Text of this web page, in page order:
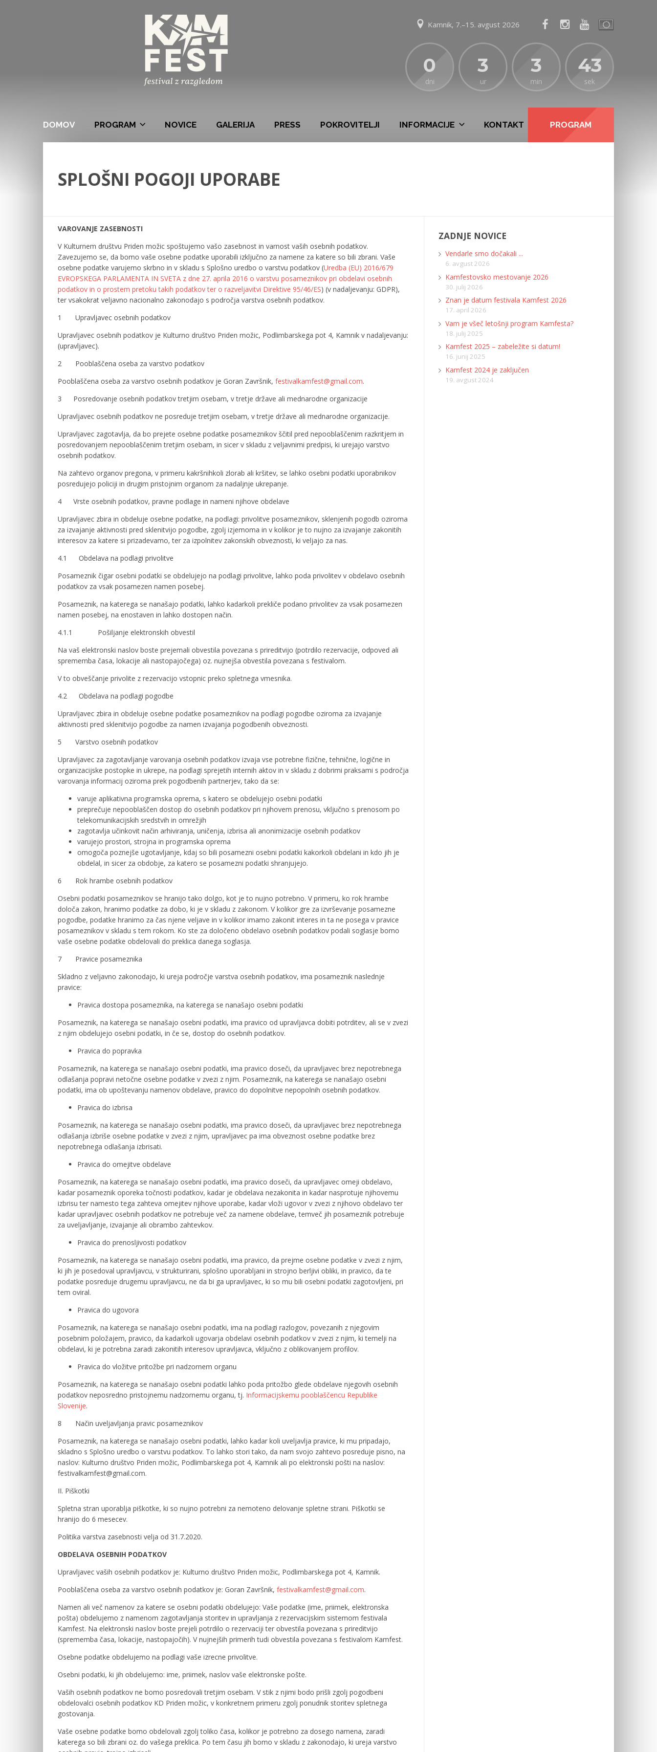
Kamnik, 7.–15. avgust 2026
0
dni
3
ur
3
min
42
sek
PROGRAM
DOMOV PROGRAM NOVICE GALERIJA PRESS POKROVITELJI INFORMACIJE KONTAKT
SPLOŠNI POGOJI UPORABE
VAROVANJE ZASEBNOSTI
V Kulturnem društvu Priden možic spoštujemo vašo zasebnost in varnost vaših osebnih podatkov.
Zavezujemo se, da bomo vaše osebne podatke uporabili izključno za namene za katere so bili zbrani. Vaše
osebne podatke varujemo skrbno in v skladu s Splošno uredbo o varstvu podatkov (Uredba (EU) 2016/679
EVROPSKEGA PARLAMENTA IN SVETA z dne 27. aprila 2016 o varstvu posameznikov pri obdelavi osebnih
podatkov in o prostem pretoku takih podatkov ter o razveljavitvi Direktive 95/46/ES) (v nadaljevanju: GDPR),
ter vsakokrat veljavno nacionalno zakonodajo s področja varstva osebnih podatkov.
1 Upravljavec osebnih podatkov
Upravljavec osebnih podatkov je Kulturno društvo Priden možic, Podlimbarskega pot 4, Kamnik v nadaljevanju:
(upravljavec).
2 Pooblaščena oseba za varstvo podatkov
Pooblaščena oseba za varstvo osebnih podatkov je Goran Završnik, festivalkamfest@gmail.com.
3 Posredovanje osebnih podatkov tretjim osebam, v tretje države ali mednarodne organizacije
Upravljavec osebnih podatkov ne posreduje tretjim osebam, v tretje države ali mednarodne organizacije.
Upravljavec zagotavlja, da bo prejete osebne podatke posameznikov ščitil pred nepooblaščenim razkritjem in
posredovanjem nepooblaščenim tretjim osebam, in sicer v skladu z veljavnimi predpisi, ki urejajo varstvo
osebnih podatkov.
Na zahtevo organov pregona, v primeru kakršnihkoli zlorab ali kršitev, se lahko osebni podatki uporabnikov
posredujejo policiji in drugim pristojnim organom za nadaljnje ukrepanje.
4 Vrste osebnih podatkov, pravne podlage in nameni njihove obdelave
Upravljavec zbira in obdeluje osebne podatke, na podlagi: privolitve posameznikov, sklenjenih pogodb oziroma
za izvajanje aktivnosti pred sklenitvijo pogodbe, zgolj izjemoma in v kolikor je to nujno za izvajanje zakonitih
interesov za katere si prizadevamo, ter za izpolnitev zakonskih obveznosti, ki veljajo za nas.
4.1 Obdelava na podlagi privolitve
Posameznik čigar osebni podatki se obdelujejo na podlagi privolitve, lahko poda privolitev v obdelavo osebnih
podatkov za vsak posamezen namen posebej.
Posameznik, na katerega se nanašajo podatki, lahko kadarkoli prekliče podano privolitev za vsak posamezen
namen posebej, na enostaven in lahko dostopen način.
4.1.1 Pošiljanje elektronskih obvestil
Na vaš elektronski naslov boste prejemali obvestila povezana s prireditvijo (potrdilo rezervacije, odpoved ali
sprememba časa, lokacije ali nastopajočega) oz. nujnejša obvestila povezana s festivalom.
V to obveščanje privolite z rezervacijo vstopnic preko spletnega vmesnika.
4.2 Obdelava na podlagi pogodbe
Upravljavec zbira in obdeluje osebne podatke posameznikov na podlagi pogodbe oziroma za izvajanje
aktivnosti pred sklenitvijo pogodbe za namen izvajanja pogodbenih obveznosti.
5 Varstvo osebnih podatkov
Upravljavec za zagotavljanje varovanja osebnih podatkov izvaja vse potrebne fizične, tehnične, logične in
organizacijske postopke in ukrepe, na podlagi sprejetih internih aktov in v skladu z dobrimi praksami s področja
varovanja informacij oziroma prek pogodbenih partnerjev, tako da se:
varuje aplikativna programska oprema, s katero se obdelujejo osebni podatki
preprečuje nepooblaščen dostop do osebnih podatkov pri njihovem prenosu, vključno s prenosom po
telekomunikacijskih sredstvih in omrežjih
zagotavlja učinkovit način arhiviranja, uničenja, izbrisa ali anonimizacije osebnih podatkov
varujejo prostori, strojna in programska oprema
omogoča poznejše ugotavljanje, kdaj so bili posamezni osebni podatki kakorkoli obdelani in kdo jih je
obdelal, in sicer za obdobje, za katero se posamezni podatki shranjujejo.
6 Rok hrambe osebnih podatkov
Osebni podatki posameznikov se hranijo tako dolgo, kot je to nujno potrebno. V primeru, ko rok hrambe
določa zakon, hranimo podatke za dobo, ki je v skladu z zakonom. V kolikor gre za izvrševanje posamezne
pogodbe, podatke hranimo za čas njene veljave in v kolikor imamo zakonit interes in ta ne posega v pravice
posameznikov v skladu s tem rokom. Ko ste za določeno obdelavo osebnih podatkov podali soglasje bomo
vaše osebne podatke obdelovali do preklica danega soglasja.
7 Pravice posameznika
Skladno z veljavno zakonodajo, ki ureja področje varstva osebnih podatkov, ima posameznik naslednje
pravice:
Pravica dostopa posameznika, na katerega se nanašajo osebni podatki
Posameznik, na katerega se nanašajo osebni podatki, ima pravico od upravljavca dobiti potrditev, ali se v zvezi
z njim obdelujejo osebni podatki, in če se, dostop do osebnih podatkov.
Pravica do popravka
Posameznik, na katerega se nanašajo osebni podatki, ima pravico doseči, da upravljavec brez nepotrebnega
odlašanja popravi netočne osebne podatke v zvezi z njim. Posameznik, na katerega se nanašajo osebni
podatki, ima ob upoštevanju namenov obdelave, pravico do dopolnitve nepopolnih osebnih podatkov.
Pravica do izbrisa
Posameznik, na katerega se nanašajo osebni podatki, ima pravico doseči, da upravljavec brez nepotrebnega
odlašanja izbriše osebne podatke v zvezi z njim, upravljavec pa ima obveznost osebne podatke brez
nepotrebnega odlašanja izbrisati.
Pravica do omejitve obdelave
Posameznik, na katerega se nanašajo osebni podatki, ima pravico doseči, da upravljavec omeji obdelavo,
kadar posameznik oporeka točnosti podatkov, kadar je obdelava nezakonita in kadar nasprotuje njihovemu
izbrisu ter namesto tega zahteva omejitev njihove uporabe, kadar vloži ugovor v zvezi z njihovo obdelavo ter
kadar upravljavec osebnih podatkov ne potrebuje več za namene obdelave, temveč jih posameznik potrebuje
za uveljavljanje, izvajanje ali obrambo zahtevkov.
Pravica do prenosljivosti podatkov
Posameznik, na katerega se nanašajo osebni podatki, ima pravico, da prejme osebne podatke v zvezi z njim,
ki jih je posedoval upravljavcu, v strukturirani, splošno uporabljani in strojno berljivi obliki, in pravico, da te
podatke posreduje drugemu upravljavcu, ne da bi ga upravljavec, ki so mu bili osebni podatki zagotovljeni, pri
tem oviral.
Pravica do ugovora
Posameznik, na katerega se nanašajo osebni podatki, ima na podlagi razlogov, povezanih z njegovim
posebnim položajem, pravico, da kadarkoli ugovarja obdelavi osebnih podatkov v zvezi z njim, ki temelji na
obdelavi, ki je potrebna zaradi zakonitih interesov upravljavca, vključno z oblikovanjem profilov.
Pravica do vložitve pritožbe pri nadzornem organu
Posameznik, na katerega se nanašajo osebni podatki lahko poda pritožbo glede obdelave njegovih osebnih
podatkov neposredno pristojnemu nadzornemu organu, tj. Informacijskemu pooblaščencu Republike
Slovenije.
8 Način uveljavljanja pravic posameznikov
Posameznik, na katerega se nanašajo osebni podatki, lahko kadar koli uveljavlja pravice, ki mu pripadajo,
skladno s Splošno uredbo o varstvu podatkov. To lahko stori tako, da nam svojo zahtevo posreduje pisno, na
naslov: Kulturno društvo Priden možic, Podlimbarskega pot 4, Kamnik ali po elektronski pošti na naslov:
festivalkamfest@gmail.com.
II. Piškotki
Spletna stran uporablja piškotke, ki so nujno potrebni za nemoteno delovanje spletne strani. Piškotki se
hranijo do 6 mesecev.
Politika varstva zasebnosti velja od 31.7.2020.
OBDELAVA OSEBNIH PODATKOV
Upravljavec vaših osebnih podatkov je: Kulturno društvo Priden možic, Podlimbarskega pot 4, Kamnik.
Pooblaščena oseba za varstvo osebnih podatkov je: Goran Završnik, festivalkamfest@gmail.com.
Namen ali več namenov za katere se osebni podatki obdelujejo: Vaše podatke (ime, priimek, elektronska
pošta) obdelujemo z namenom zagotavljanja storitev in upravljanja z rezervacijskim sistemom festivala
Kamfest. Na elektronski naslov boste prejeli potrdilo o rezervaciji ter obvestila povezana s prireditvijo
(sprememba časa, lokacije, nastopajočih). V nujnejših primerih tudi obvestila povezana s festivalom Kamfest.
Osebne podatke obdelujemo na podlagi vaše izrecne privolitve.
Osebni podatki, ki jih obdelujemo: ime, priimek, naslov vaše elektronske pošte.
Vaših osebnih podatkov ne bomo posredovali tretjim osebam. V stik z njimi bodo prišli zgolj pogodbeni
obdelovalci osebnih podatkov KD Priden možic, v konkretnem primeru zgolj ponudnik storitev spletnega
gostovanja.
Vaše osebne podatke bomo obdelovali zgolj toliko časa, kolikor je potrebno za dosego namena, zaradi
katerega so bili zbrani oz. do vašega preklica. Po tem času jih bomo v skladu z zakonodajo, ki ureja varstvo
ZADNJE NOVICE
Vendarle smo dočakali ...
6. avgust 2026
Kamfestovsko mestovanje 2026
30. julij 2026
Znan je datum festivala Kamfest 2026
17. april 2026
Vam je všeč letošnji program Kamfesta?
18. julij 2025
Kamfest 2025 – zabeležite si datum!
16. junij 2025
Kamfest 2024 je zaključen
19. avgust 2024